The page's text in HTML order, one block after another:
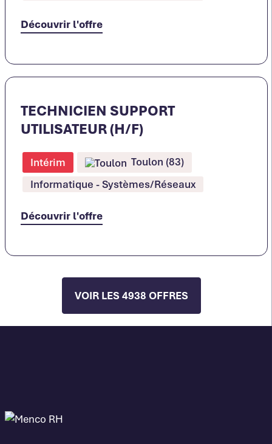
Découvrir l'offre
TECHNICIEN SUPPORT
UTILISATEUR (H/F)
Intérim
Toulon (83)
Informatique - Systèmes/Réseaux
Découvrir l'offre
VOIR LES 4938 OFFRES